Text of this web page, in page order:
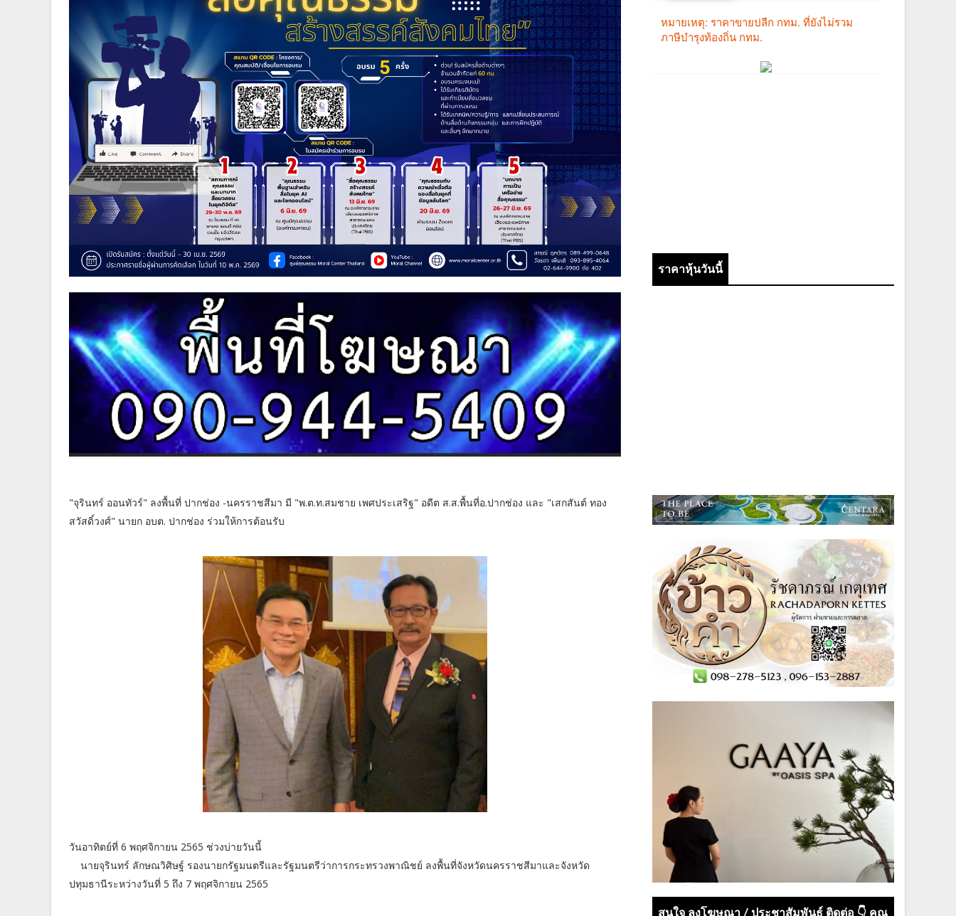
"จุรินทร์ ออนทัวร์" ลงพื้นที่ ปากช่อง -นครราชสีมา มี "พ.ต.ท.สมชาย เพศประเสริฐ" อดีต ส.ส.พื้นที่อ.ปากช่อง และ "เสกสันต์ ทอง
สวัสดิ์วงศ์" นายก อบต. ปากช่อง ร่วมให้การต้อนรับ
วันอาทิตย์ที่ 6 พฤศจิกายน 2565 ช่วงบ่ายวันนี้
นายจุรินทร์ ลักษณวิศิษฐ์ รองนายกรัฐมนตรีและรัฐมนตรีว่าการกระทรวงพาณิชย์ ลงพื้นที่จังหวัดนครราชสีมาและจังหวัด
ปทุมธานีระหว่างวันที่ 5 ถึง 7 พฤศจิกายน 2565
ราคาหุ้นวันนี้
สนใจ ลงโฆษณา / ประชาสัมพันธ์ ติดต่อ 👇 คุณ